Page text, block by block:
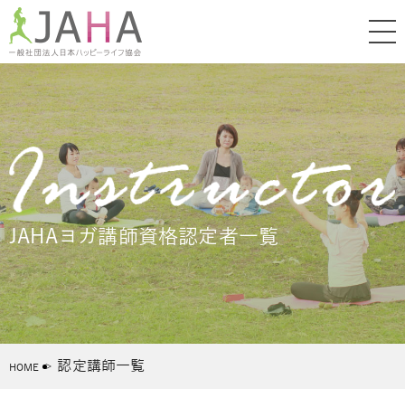
JAHAヨガ講師資格認定者一覧
HOME 認定講師一覧